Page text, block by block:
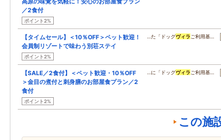
／2食付
ポイント2%
【タイムセール】＜10％OFF＞ペット歓迎！
会員制リゾートで味わう別荘ステイ
ポイント2%
…た「ドッグヴィラ ご利用基…
【SALE／2食付】＜ペット歓迎・10％OFF
＞金目の煮付と刺身膳のお部屋食プラン／2
食付
ポイント2%
…に「ドッグヴィラ ご利用基…
この施